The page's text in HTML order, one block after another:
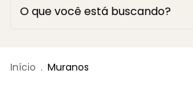
Início . Muranos